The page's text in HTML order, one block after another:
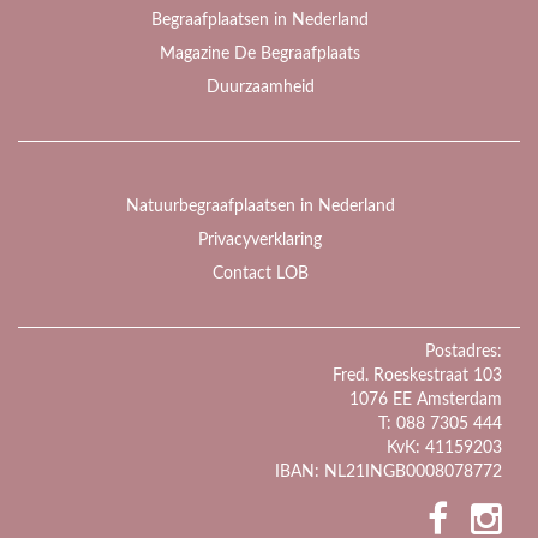
Begraafplaatsen in Nederland
Magazine De Begraafplaats
Duurzaamheid
Natuurbegraafplaatsen in Nederland
Privacyverklaring
Contact LOB
Postadres:
Fred. Roeskestraat 103
1076 EE Amsterdam
T: 088 7305 444
KvK: 41159203
IBAN: NL21INGB0008078772